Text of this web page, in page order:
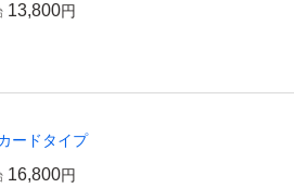
13,800円
ードタイプ
16,800円